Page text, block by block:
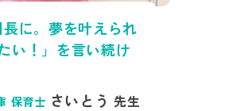
に。夢を叶えられ
い！」を言い続け
保育士 さいとう先生